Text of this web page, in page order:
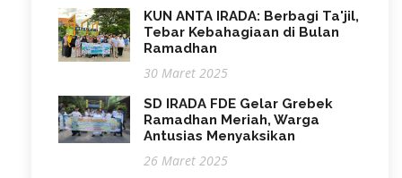
KUN ANTA IRADA: Berbagi Ta'jil,
Tebar Kebahagiaan di Bulan
Ramadhan
30 Maret 2025
SD IRADA FDE Gelar Grebek
Ramadhan Meriah, Warga
Antusias Menyaksikan
26 Maret 2025